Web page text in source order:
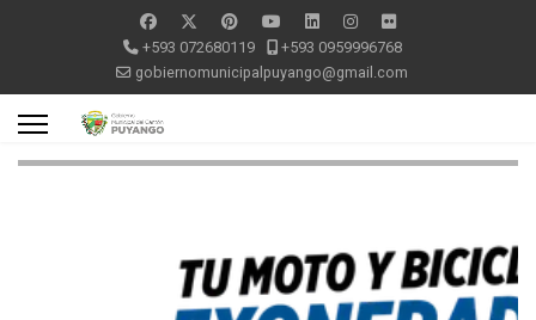
+593 072680119
+593 0959996768
gobiernomunicipalpuyango@gmail.com